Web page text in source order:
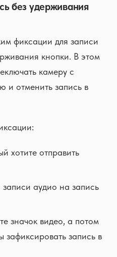
без удерживания
фиксации для записи
кнопки. В этом
камеру с
и отменить запись в
хотите отправить
аудио на запись
значок видео, а потом
зафиксировать запись в